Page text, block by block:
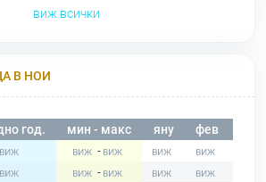
виж всички
В НОИ
год. мин - макс яну фев
-
-